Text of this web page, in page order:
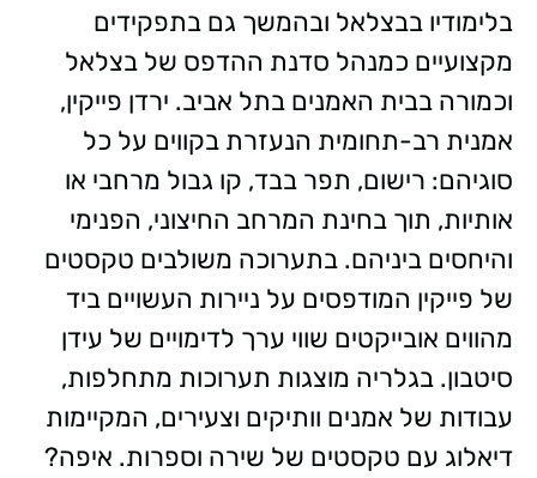
בלימודיו בבצלאל ובהמשך גם בתפקידים
מקצועיים כמנהל סדנת ההדפס של בצלאל
וכמורה בבית האמנים בתל אביב. ירדן פייקין,
אמנית רב-תחומית הנעזרת בקווים על כל
סוגיהם: רישום, תפר בבד, קו גבול מרחבי או
אותיות, תוך בחינת המרחב החיצוני, הפנימי
והיחסים ביניהם. בתערוכה משולבים טקסטים
של פייקין המודפסים על ניירות העשויים ביד
מהווים אובייקטים שווי ערך לדימויים של עידן
סיטבון. בגלריה מוצגות תערוכות מתחלפות,
עבודות של אמנים וותיקים וצעירים, המקיימות
דיאלוג עם טקסטים של שירה וספרות. איפה?